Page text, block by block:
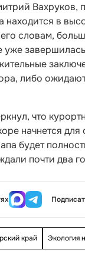
Вахруков,
находится в
словам,
уже
либо
что
начнется
будет
почти два
край Экология